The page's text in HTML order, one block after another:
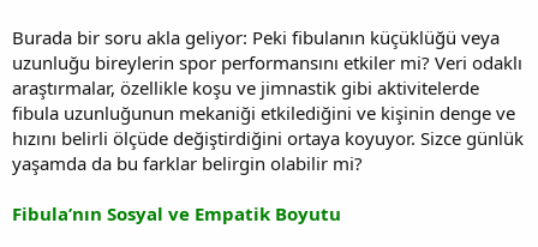
Burada bir soru akla geliyor: Peki fibulanın küçüklüğü veya
uzunluğu bireylerin spor performansını etkiler mi? Veri odaklı
araştırmalar, özellikle koşu ve jimnastik gibi aktivitelerde
fibula uzunluğunun mekaniği etkilediğini ve kişinin denge ve
hızını belirli ölçüde değiştirdiğini ortaya koyuyor. Sizce günlük
yaşamda da bu farklar belirgin olabilir mi?
Fibula’nın Sosyal ve Empatik Boyutu